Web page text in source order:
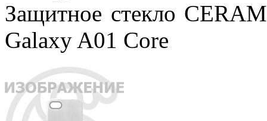
Защитное стекло
Galaxy A01 Core